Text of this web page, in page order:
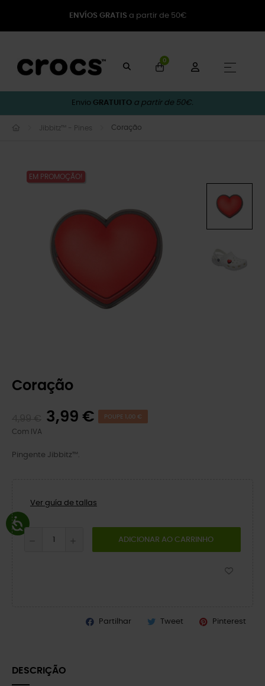
ENVÍOS GRATIS a partir de 50€
0
☰
Envio GRATUITO a partir de 50€.
Jibbitz™ - Pines Coração
EM PROMOÇÃO!
Coração
3,99 € POUPE 1,00 €
Com IVA
Pingente Jibbitz™.
Ver guía de tallas
ADICIONAR AO CARRINHO
Partilhar Tweet Pinterest
DESCRIÇÃO